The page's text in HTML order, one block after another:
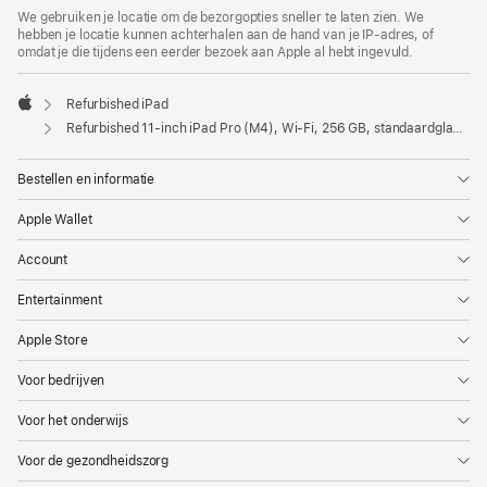
We gebruiken je locatie om de bezorgopties sneller te laten zien. We
hebben je locatie kunnen achterhalen aan de hand van je IP-adres, of
omdat je die tijdens een eerder bezoek aan Apple al hebt ingevuld.
Apple
Refurbished iPad
Refurbished 11‑inch iPad Pro (M4), Wi-Fi, 256 GB, standaardglas, Spacezwart
Bestellen en informatie
Apple Wallet
Account
Entertainment
Apple Store
Voor bedrijven
Voor het onderwijs
Voor de gezondheidszorg